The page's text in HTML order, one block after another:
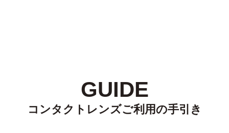
GUIDE
コンタクトレンズご利用の手引き